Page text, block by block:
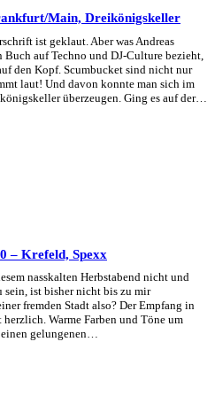
Main, Dreikönigskeller
ist geklaut. Aber was Andreas
auf Techno und DJ-Culture bezieht,
den Kopf. Scumbucket sind nicht nur
laut! Und davon konnte man sich im
überzeugen. Ging es auf der…
– Krefeld, Spexx
nasskalten Herbstabend nicht und
sein, ist bisher nicht bis zu mir
fremden Stadt also? Der Empfang in
Warme Farben und Töne um
einen gelungenen…